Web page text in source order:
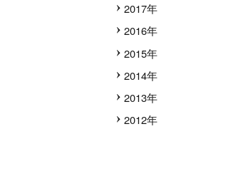
2017年
2016年
2015年
2014年
2013年
2012年